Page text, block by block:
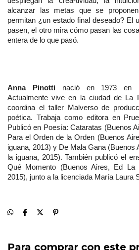
alcanzar las metas que se
permitan ¿un estado final deseado? El
pasen, el otro mira cómo pasan las
entera de lo que pasó.
Anna Pinotti nació en 1973 en
Actualmente vive en la ciudad de La
coordina el taller Malverso de
poética. Trabaja como editora en
Publicó en Poesía: Cataratas (Buenos
Para el Orden de la Orden (Buenos
iguana, 2013) y De Mala Gana (Buenos
la iguana, 2015). También publicó el
Qué Momento (Buenos Aires, Ed La
2015), junto a la licenciada María Laura
Para comprar con este